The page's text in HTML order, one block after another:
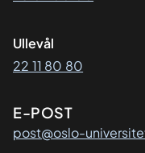
Ullevål
22 11 80 80
E-POST
post@oslo-